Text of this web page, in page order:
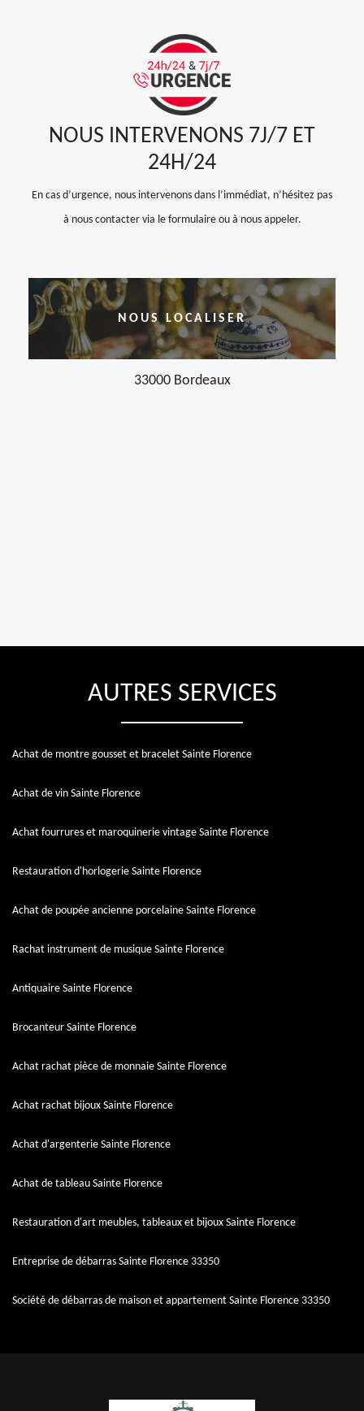
NOUS INTERVENONS 7J/7 ET
24H/24
En cas d’urgence, nous intervenons dans l’immédiat, n’hésitez pas
à nous contacter via le formulaire ou à nous appeler.
NOUS LOCALISER
33000 Bordeaux
AUTRES SERVICES
Achat de montre gousset et bracelet Sainte Florence
Achat de vin Sainte Florence
Achat fourrures et maroquinerie vintage Sainte Florence
Restauration d'horlogerie Sainte Florence
Achat de poupée ancienne porcelaine Sainte Florence
Rachat instrument de musique Sainte Florence
Antiquaire Sainte Florence
Brocanteur Sainte Florence
Achat rachat pièce de monnaie Sainte Florence
Achat rachat bijoux Sainte Florence
Achat d'argenterie Sainte Florence
Achat de tableau Sainte Florence
Restauration d'art meubles, tableaux et bijoux Sainte Florence
Entreprise de débarras Sainte Florence 33350
Société de débarras de maison et appartement Sainte Florence 33350